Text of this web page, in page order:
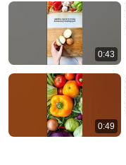
0:43
0:49